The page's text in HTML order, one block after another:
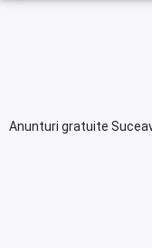
Anunturi gratuite